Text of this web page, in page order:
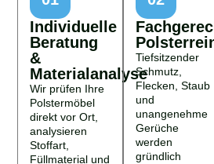
Individuelle
Beratung
&
Materialanalyse
Wir prüfen Ihre
Polstermöbel
direkt vor Ort,
analysieren
Stoffart,
Füllmaterial und
Tiefsitzender
Schmutz,
Flecken, Staub
und
unangenehme
Gerüche
werden
gründlich